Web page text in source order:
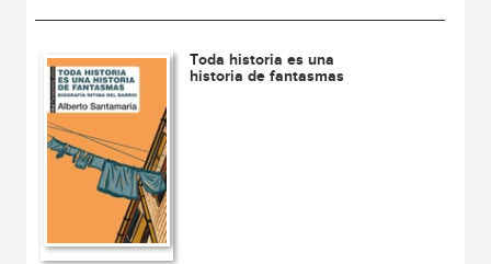
Toda historia es una
historia de fantasmas